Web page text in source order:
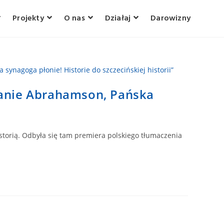
Projekty O nas Działaj Darowizny
Abrahamson, Pańska
Odbyła się tam premiera polskiego tłumaczenia